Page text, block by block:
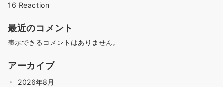
16 Reaction
最近のコメント
表示できるコメントはありません。
アーカイブ
2026年8月